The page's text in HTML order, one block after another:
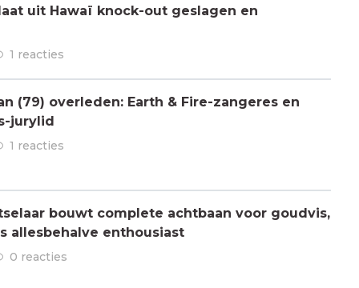
uit Hawaï knock-out geslagen en
1 reacties
(79) overleden: Earth & Fire-zangeres en
jurylid
1 reacties
bouwt complete achtbaan voor goudvis,
allesbehalve enthousiast
0 reacties